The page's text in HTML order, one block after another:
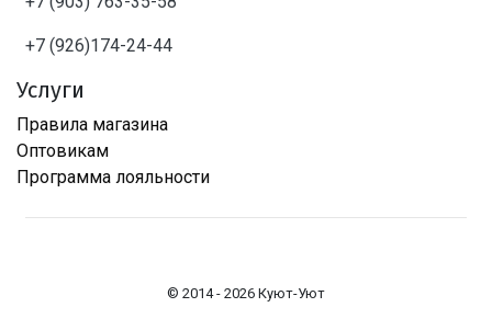
+7 (926)174-24-44
Услуги
Правила магазина
Оптовикам
Программа лояльности
© 2014 - 2026 Куют-Уют